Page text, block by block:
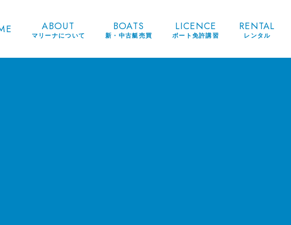
ABOUT
マリーナについて
BOATS
新・中古艇売買
LICENCE
ボート免許講習
RENTAL
レンタル